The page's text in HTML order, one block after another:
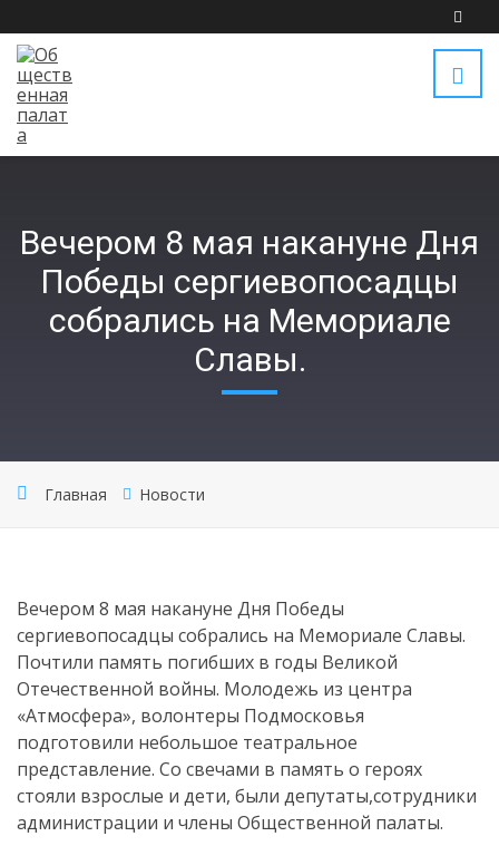
Вечером 8 мая накануне Дня
Победы сергиевопосадцы
собрались на Мемориале
Славы.
Главная Новости
Вечером 8 мая накануне Дня Победы
сергиевопосадцы собрались на Мемориале Славы.
Почтили память погибших в годы Великой
Отечественной войны. Молодежь из центра
«Атмосфера», волонтеры Подмосковья
подготовили небольшое театральное
представление. Со свечами в память о героях
стояли взрослые и дети, были депутаты,сотрудники
администрации и члены Общественной палаты.